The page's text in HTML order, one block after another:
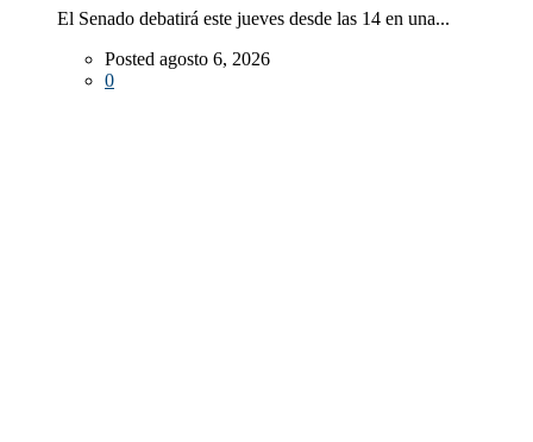
El Senado debatirá este jueves desde las 14 en una...
Posted agosto 6, 2026
0